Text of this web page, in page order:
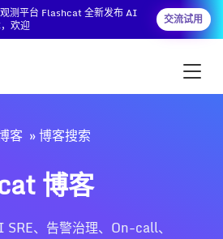
测平台 Flashcat 全新发布 AI
欢迎
交流试用
客 博客搜索
博客
、告警治理、On-call、